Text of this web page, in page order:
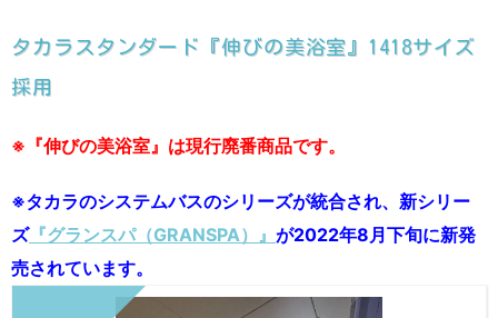
タカラスタンダード『伸びの美浴室』1418サイズ
採用
※『伸びの美浴室』は現行廃番商品です。
※タカラのシステムバスのシリーズが統合され、新シリー
ズ『グランスパ（GRANSPA）』 が2022年8月下旬に新発
売されています。